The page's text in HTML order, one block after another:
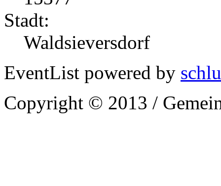
Stadt:
Waldsieversdorf
EventList powered by
Copyright © 2013 /